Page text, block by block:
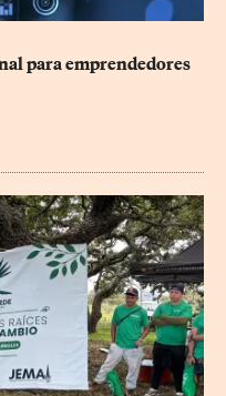
para emprendedores